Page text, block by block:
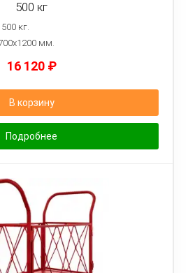
500 кг
кг.
00х1200 мм.
16 120 ₽
В корзину
Подробнее